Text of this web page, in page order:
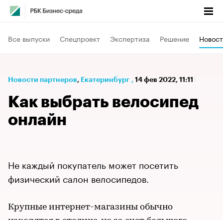
Все выпуски Спецпроект Экспертиза Решение
Новости партнеров⁠, Екатеринбург , 14 фев 2022, 11:11
Как выбрать велосипед
онлайн
Не каждый покупатель может посетить
физический салон велосипедов.
Крупные интернет-магазины обычно